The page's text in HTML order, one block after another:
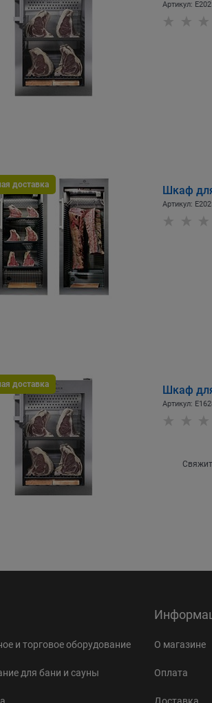
Артикул:
Шкаф
Артикул:
доставка
Шкаф
Артикул:
доставка
и торговое оборудование
для бани и сауны
О магазине
Оплата
Доставка